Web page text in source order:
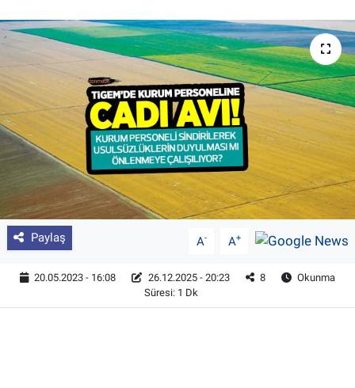
Paylaş A- A+
20.05.2023 - 16:08 26.12.2025 - 20:23 8
Okunma
Süresi: 1 Dk
Üretici Birlikleri
Şeker ve Şekerli Mamüller
Tahıllar ve Baklagiller
Tohum